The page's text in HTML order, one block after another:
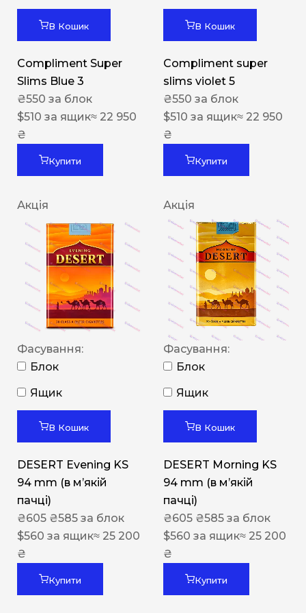
В Кошик
Compliment Super
Slims Blue 3
₴550 за блок
$510 за ящик≈ 22 950
₴
Купити
В Кошик
Compliment super
slims violet 5
₴550 за блок
$510 за ящик≈ 22 950
₴
Купити
Акція
Фасування:
Блок
Ящик
В Кошик
DESERT Evening KS
94 mm (в мʼякій
пачці)
₴605 ₴585 за блок
$560 за ящик≈ 25 200
₴
Купити
Акція
Фасування:
Блок
Ящик
В Кошик
DESERT Morning KS
94 mm (в мʼякій
пачці)
₴605 ₴585 за блок
$560 за ящик≈ 25 200
₴
Купити